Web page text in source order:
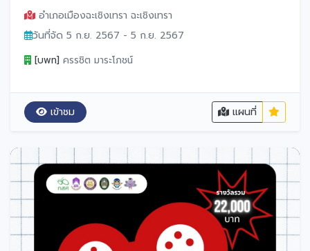
ปกครองท้องถิ่นจังหวัดฉะเชิงเทรา
อำเภอเมืองฉะเชิงเทรา ฉะเชิงเทรา
วันที่จัด 5 ก.ย. 2567 - 5 ก.ย. 2567
[บพท] ครรชิต มาระโภชน์
เข้าชม แผนที่